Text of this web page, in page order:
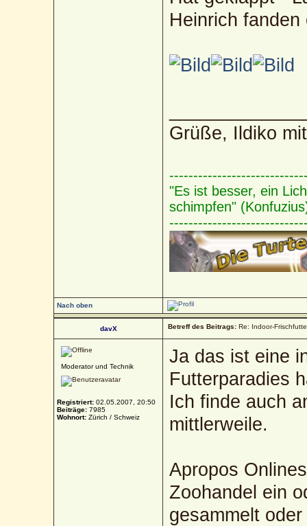
Heinrich
Grüße, Ildiko
"Es ist besser, ein
schimpfen"
Nach oben
davX Betreff des Beitrags: Re: Indoor-
Moderator und Technik
Registriert: 02.05.2007, 20:50
Beiträge: 7985
Wohnort: Zürich / Schweiz
Ja das ist eine
Futterparadies
Ich finde auch
mittlerweile.
Apropos
Zoohandel ein
gesammelt